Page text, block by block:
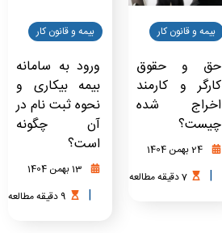
بیمه و قانون کار
حق و حقوق
کارگر و کارمند
اخراج شده
چیست؟
24 بهمن 1404
|
7دقیقهمطالعه
بیمه و قانون کار
ورود به سامانه
بیمه بیکاری و
نحوه ثبت نام در
آن چگونه
است؟
13 بهمن 1404
|
9دقیقهمطالعه